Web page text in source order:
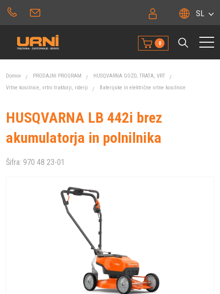
SL
0
Domov PRODAJNI PROGRAM
HUSQVARNA GOZD, TRATA, VRT
Vrtne kosilnice, vrtni traktorji, riderji
Baterijske in električne vrtne kosilnice
HUSQVARNA LB 442i brez
akumulatorja in polnilnika
Šifra: 970 48 23-01